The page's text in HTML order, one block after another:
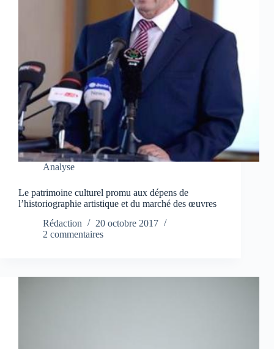
Analyse
Le patrimoine culturel promu aux dépens de
l’historiographie artistique et du marché des œuvres
Rédaction
20 octobre 2017
2 commentaires